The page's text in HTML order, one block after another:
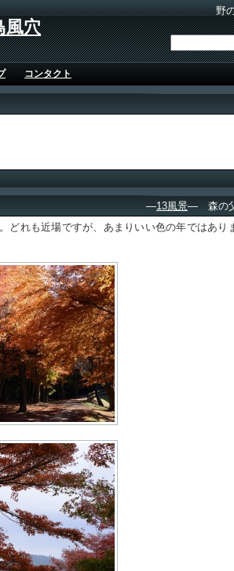
野
風穴
コンタクト
―13風景― 森の
どれも近場ですが、あまりいい色の年ではあり